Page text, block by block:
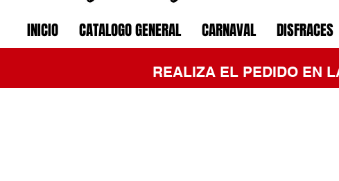
INICIO CATALOGO GENERAL CARNAVAL DISFRACES
REALIZA EL PEDIDO EN